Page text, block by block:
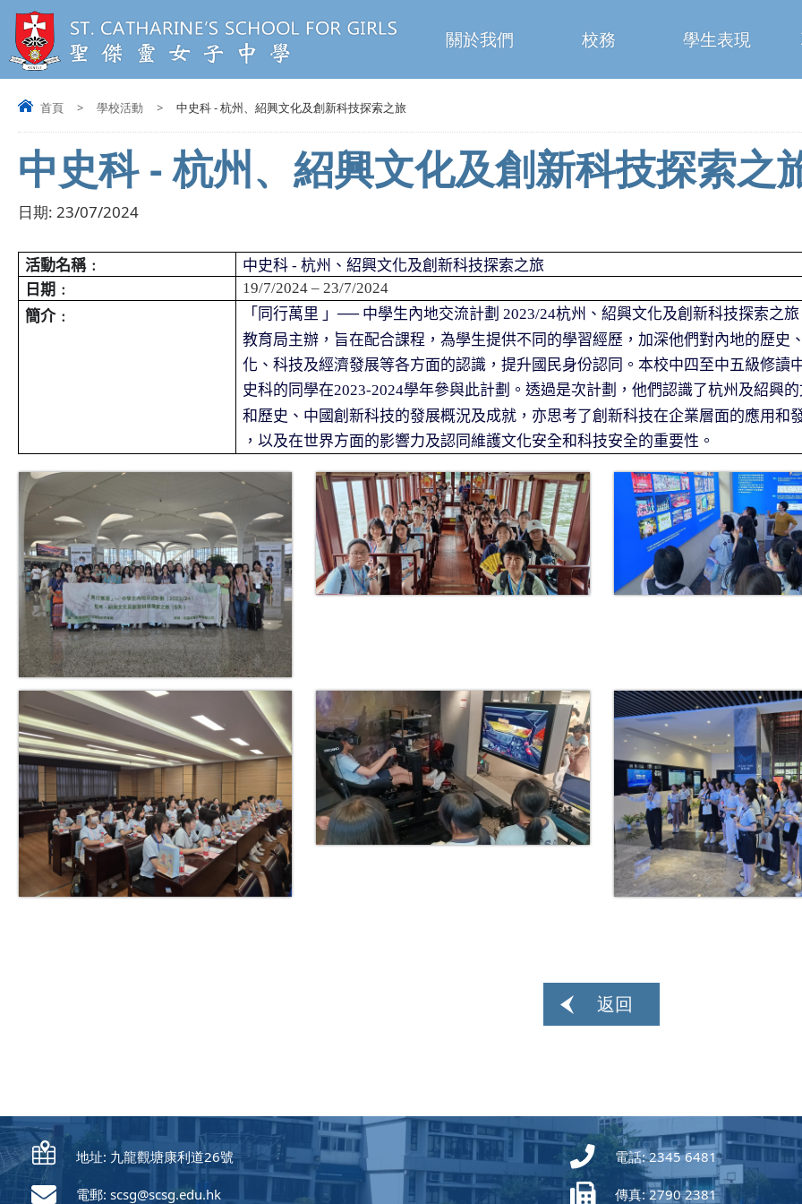
關於我們 校務 學生表現
首頁 > 學校活動 > 中史科 - 杭州、紹興文化及創新科技探索之旅
中史科 - 杭州、紹興文化及創新科技探索之
日期: 23/07/2024
活動名稱﹕ 中史科 -杭州、紹興文化及創新科技探索之旅
日期﹕
19/7/2024 – 23/7/2024
簡介﹕
「同行萬里 」── 中學生內地交流計劃 2023/24杭州、紹興文化及創新科技探索之旅
教育局主辦，旨在配合課程，為學生提供不同的學習經歷，加深他們對內地的歷史
化、科技及經濟發展等各方面的認識，提升國民身份認同。本校中四至中五級修讀
史科的同學在2023-2024學年參與此計劃。透過是次計劃，他們認識了杭州及紹興
和歷史、中國創新科技的發展概況及成就，亦思考了創新科技在企業層面的應用和
，以及在世界方面的影響力及認同維護文化安全和科技安全的重要性。
返回
地址: 九龍觀塘康利道26號 電話: 2345 6481
電郵: scsg@scsg.edu.hk 傳真: 2790 2381